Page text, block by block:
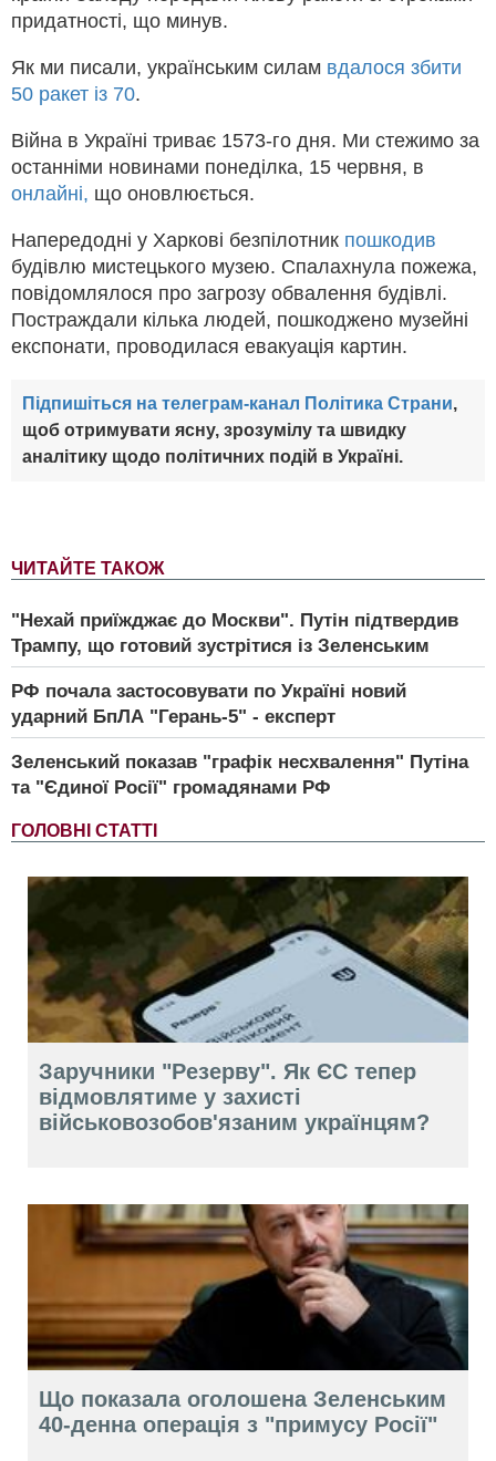
ЧИТАЙТЕ ТАКОЖ
"Нехай приїжджає до Москви". Путін підтвердив
Трампу, що готовий зустрітися із Зеленським
РФ почала застосовувати по Україні новий
ударний БпЛА "Герань-5" - експерт
Зеленський показав "графік несхвалення" Путіна
та "Єдиної Росії" громадянами РФ
придатності, що минув.
Як ми писали, українським силам вдалося збити
50 ракет із 70.
Війна в Україні триває 1573-го дня. Ми стежимо за
останніми новинами понеділка, 15 червня, в
онлайні, що оновлюється.
Напередодні у Харкові безпілотник пошкодив
будівлю мистецького музею. Спалахнула пожежа,
повідомлялося про загрозу обвалення будівлі.
Постраждали кілька людей, пошкоджено музейні
експонати, проводилася евакуація картин.
Підпишіться на телеграм-канал Політика Страни,
щоб отримувати ясну, зрозумілу та швидку
аналітику щодо політичних подій в Україні.
ГОЛОВНІ СТАТТІ
Заручники "Резерву". Як ЄС тепер
відмовлятиме у захисті
військовозобов'язаним українцям?
Що показала оголошена Зеленським
40-денна операція з "примусу Росії"